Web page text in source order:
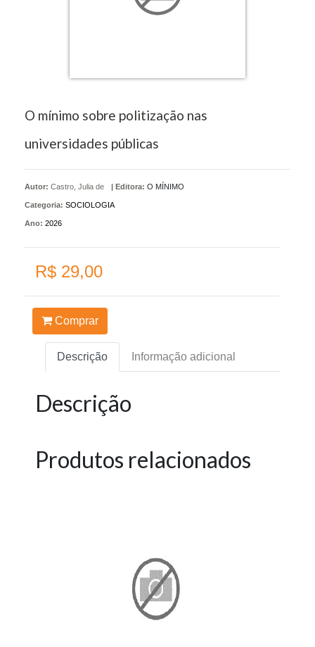
O mínimo sobre politização nas
universidades públicas
Autor: Castro, Julia de | Editora: O MÍNIMO
Categoria: SOCIOLOGIA
Ano: 2026
R$ 29,00
Comprar
Descrição Informação adicional
Descrição
Produtos relacionados